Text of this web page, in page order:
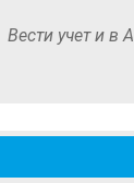
Вести учет и в